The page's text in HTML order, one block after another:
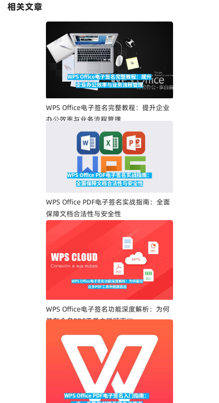
相关文章
WPS Office电子签名完整教程：提升企业
办公效率与业务流程管理
WPS Office PDF电子签名实战指南：全面
保障文档合法性与安全性
WPS Office电子签名功能深度解析：为何
能在众多PDF工具中脱颖而出